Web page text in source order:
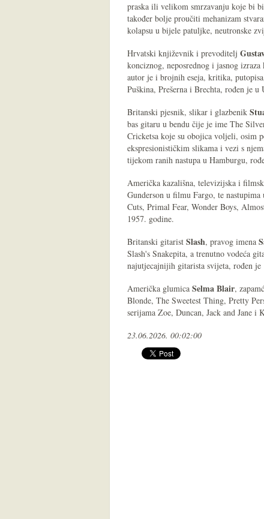
praska ili velikom smrzavanju koje bi
također bolje proučiti mehanizam
kolapsu u bijele patuljke, neutronske
Hrvatski književnik i prevoditelj
konciznog, neposrednog i jasnog
autor je i brojnih eseja, kritika,
Puškina, Prešerna i Brechta, rođen je
Britanski pjesnik, slikar i glazbenik
bas gitaru u bendu čije je ime The
Cricketsa koje su obojica voljeli, osim
ekspresionističkim slikama i vezi s
tijekom ranih nastupa u Hamburgu,
Američka kazališna, televizijska i
Gunderson u filmu Fargo, te
Cuts, Primal Fear, Wonder Boys,
1957. godine.
Britanski gitarist Slash, pravog imena
Slash's Snakepita, a trenutno vodeća
najutjecajnijih gitarista svijeta, rođen
Američka glumica Selma Blair,
Blonde, The Sweetest Thing, Pretty
serijama Zoe, Duncan, Jack and Jane
23.06.2026. 00:02:00